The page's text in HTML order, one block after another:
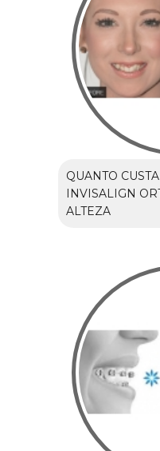
QUANTO
INVISALIGN
ALTEZA